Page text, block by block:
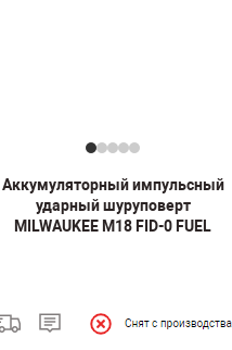
Аккумуляторный импульсный
ударный шуруповерт
MILWAUKEE M18 FID-0 FUEL